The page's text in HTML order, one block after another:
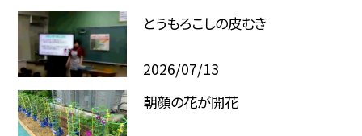
とうもろこしの皮むき
2026/07/13
朝顔の花が開花